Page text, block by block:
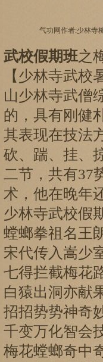
气功网作者:少林寺
武校假期班之
【少林寺武
山少林寺武僧
的，具有刚健
其表现在技法
砍、踹、挂、
二节，共有37
术，他在晚年
少林寺武校假
螳螂拳祖名王
宋代传入嵩少
七得拦截梅花
白猿出洞亦献
招招势势神奇
千变万化智会
梅花螳螂奇中